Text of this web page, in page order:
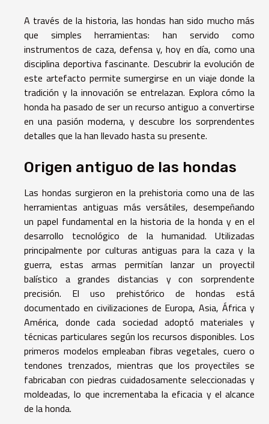
A través de la historia, las hondas han sido mucho más
que simples herramientas: han servido como
instrumentos de caza, defensa y, hoy en día, como una
disciplina deportiva fascinante. Descubrir la evolución de
este artefacto permite sumergirse en un viaje donde la
tradición y la innovación se entrelazan. Explora cómo la
honda ha pasado de ser un recurso antiguo a convertirse
en una pasión moderna, y descubre los sorprendentes
detalles que la han llevado hasta su presente.
Origen antiguo de las hondas
Las hondas surgieron en la prehistoria como una de las
herramientas antiguas más versátiles, desempeñando
un papel fundamental en la historia de la honda y en el
desarrollo tecnológico de la humanidad. Utilizadas
principalmente por culturas antiguas para la caza y la
guerra, estas armas permitían lanzar un proyectil
balístico a grandes distancias y con sorprendente
precisión. El uso prehistórico de hondas está
documentado en civilizaciones de Europa, Asia, África y
América, donde cada sociedad adoptó materiales y
técnicas particulares según los recursos disponibles. Los
primeros modelos empleaban fibras vegetales, cuero o
tendones trenzados, mientras que los proyectiles se
fabricaban con piedras cuidadosamente seleccionadas y
moldeadas, lo que incrementaba la eficacia y el alcance
de la honda.